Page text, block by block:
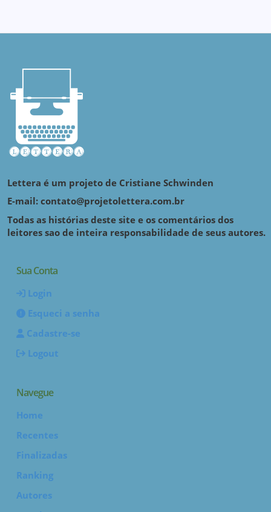
Lettera é um projeto de Cristiane Schwinden
E-mail: contato@projetolettera.com.br
Todas as histórias deste site e os comentários dos
leitores sao de inteira responsabilidade de seus autores.
Sua Conta
Login
Esqueci a senha
Cadastre-se
Logout
Navegue
Home
Recentes
Finalizadas
Ranking
Autores